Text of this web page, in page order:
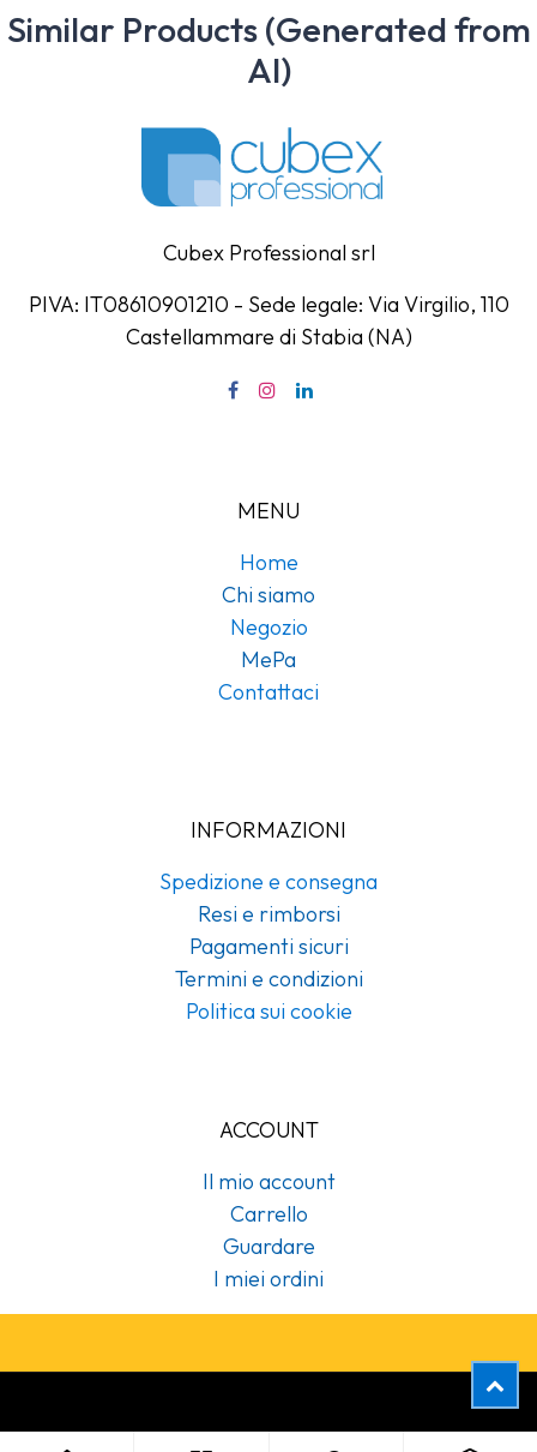
Similar Products (Generated from
AI)
Cubex Professional srl
PIVA: IT08610901210 - Sede legale: Via Virgilio, 110
Castellammare di Stabia (NA)
MENU
Home
Chi siamo
Negozio
MePa
Contattaci
INFORMAZIONI
Spedizione e consegna
Resi e rimborsi
Pagamenti sicuri
Termini e condizioni
Politica sui cookie
ACCOUNT
Il mio account
Carrello
Guardare
I miei ordini